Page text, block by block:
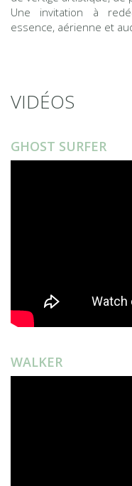
Une invitation à
essence, aérienne et
VIDÉOS
GHOST SURFER
WALKER